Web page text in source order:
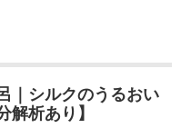
｜シルクのうるおい
解析あり】